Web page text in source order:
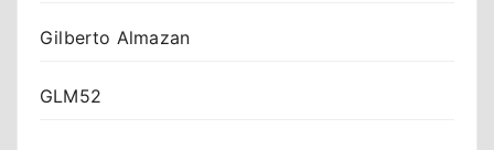
Gilberto Almazan
GLM52